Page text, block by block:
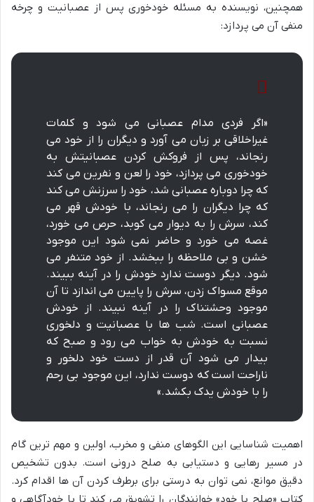
همچنین، نویسنده به مسئله خودخوری پس از عصبانیت و چرخه
منفی آن می پردازد:
«اگر فردی مدام عصبانی می شود و کلمات
غیراخلاقی بر زبان می آورد و دیگران را از خود می
رنجاند، پس از فروکش کردن عصبانیتش به
خودخوری می پردازد، خود را لعن و نفرین می کند
که چرا دوباره عصبانی شد، خود را سرزنش می کند
که چرا دیگران را می رنجاند، با خودش قهر می
کند، سرش را به دیوار می کوبد، حرص می خورد،
غصه می خورد و حاضر نمی شود این موجود
خشن و بی ملاحظه را ببخشد. از خود متنفر می
شود. دیگر دوست ندارد خودش را در آینه ببیند.
موقع مسواک زدن، سرش را پایین می اندازد تا آن
موجود وحشتناک را در آینه نبیند. از خودش
عصبانی است. شب ها با عصبانیت و دلخوری
نسبت به خودش به خواب می رود و صبح که
بیدار می شود آن قدر از دست خود دلخور و
ناراحت است که دوست ندارد، این موجود بی رحم
را با خودش یدک بکشد.»
اهمیت شناسایی این الگوهای منفی و مخرب، اولین و مهم ترین گام
در مسیر رهایی و دستیابی به صلح درونی است. بدون تشخیص
دقیق موانع، نمی توان به درستی برای برطرف کردن آن ها اقدام کرد.